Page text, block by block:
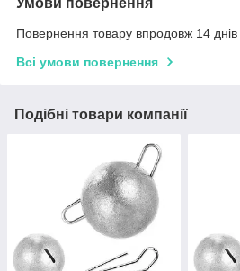
Умови повернення
Повернення товару впродовж 14
Всі умови повернення
Подібні товари компанії